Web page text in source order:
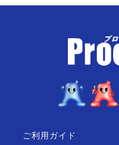
ご利用ガイド